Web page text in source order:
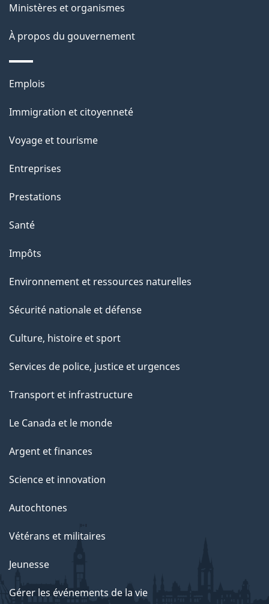
Ministères et organismes
À propos du gouvernement
Thèmes
sujets
Emplois
Immigration et citoyenneté
Voyage et tourisme
Entreprises
Prestations
Santé
Impôts
Environnement et ressources naturelles
Sécurité nationale et défense
Culture, histoire et sport
Services de police, justice et urgences
Transport et infrastructure
Le Canada et le monde
Argent et finances
Science et innovation
Autochtones
Vétérans et militaires
Jeunesse
Gérer les événements de la vie